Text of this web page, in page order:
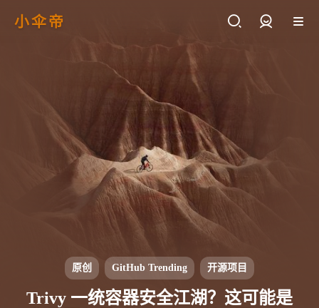
小伞帝
原创 GitHub Trending 开源项目
Trivy 一统容器安全江湖？这可能是